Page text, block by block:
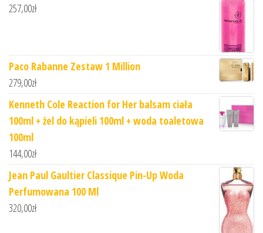
257,00zł
Paco Rabanne Zestaw 1 Million
279,00zł
Kenneth Cole Reaction for Her balsam ciała
100ml + żel do kąpieli 100ml + woda toaletowa
100ml
144,00zł
Jean Paul Gaultier Classique Pin-Up Woda
Perfumowana 100 Ml
320,00zł